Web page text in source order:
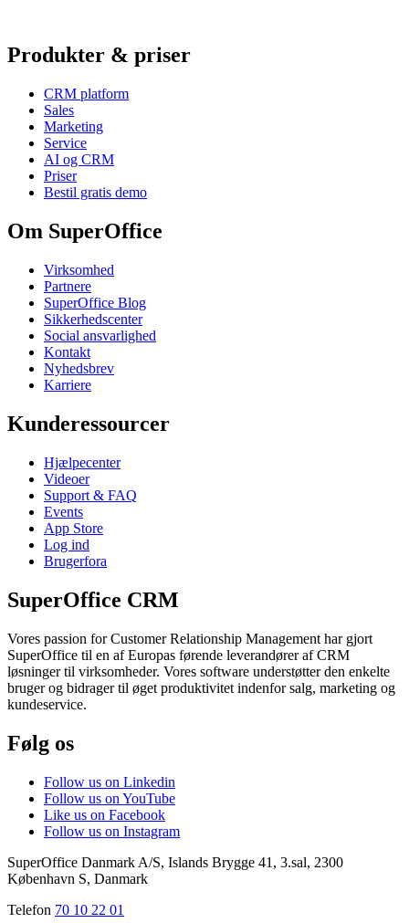
Produkter & priser
CRM platform
Sales
Marketing
Service
AI og CRM
Priser
Bestil gratis demo
Om SuperOffice
Virksomhed
Partnere
SuperOffice Blog
Sikkerhedscenter
Social ansvarlighed
Kontakt
Nyhedsbrev
Karriere
Kunderessourcer
Hjælpecenter
Videoer
Support & FAQ
Events
App Store
Log ind
Brugerfora
SuperOffice CRM
Vores passion for Customer Relationship Management har gjort
SuperOffice til en af Europas førende leverandører af CRM
løsninger til virksomheder. Vores software understøtter den enkelte
bruger og bidrager til øget produktivitet indenfor salg, marketing og
kundeservice.
Følg os
Follow us on Linkedin
Follow us on YouTube
Like us on Facebook
Follow us on Instagram
SuperOffice Danmark A/S, Islands Brygge 41, 3.sal, 2300
København S, Danmark
Telefon 70 10 22 01